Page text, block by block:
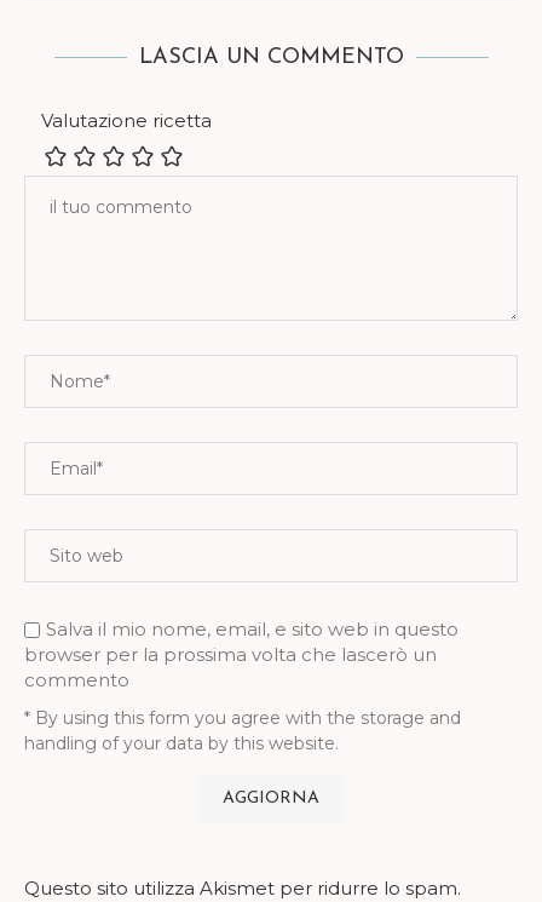
LASCIA UN COMMENTO
Valutazione ricetta
Salva il mio nome, email, e sito web in questo
browser per la prossima volta che lascerò un
commento
* By using this form you agree with the storage and
handling of your data by this website.
Questo sito utilizza Akismet per ridurre lo spam.